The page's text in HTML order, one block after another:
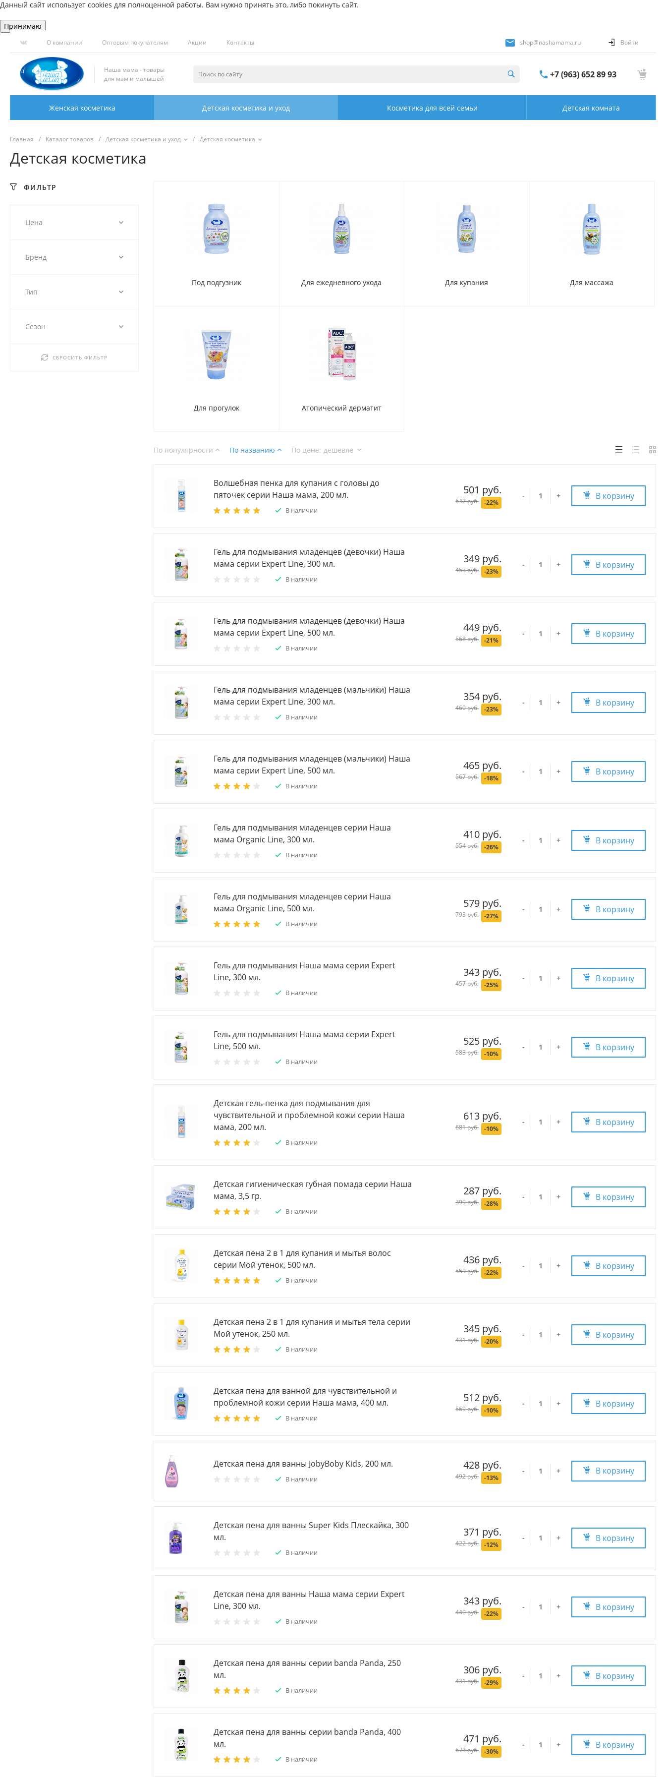
Данный сайт использует cookies для полноценной работы. Вам нужно принять это, либо покинуть сайт.
Принимаю
О компании Оптовым покупателям Акции Контакты shop@nashamama.ru Войти
Наша мама - товары
для мам и малышей
+7 (963) 652 89 93
Женская косметика Детская косметика и уход Косметика для всей семьи Детская комната
Главная / Каталог товаров / Детская косметика и уход / Детская косметика
Детская косметика
ФИЛЬТР
Цена
Бренд
Тип
Сезон
СБРОСИТЬ ФИЛЬТР
Под подгузник Для ежедневного ухода Для купания Для массажа
Для прогулок Атопический дерматит
По популярности По названию По цене: дешевле
Волшебная пенка для купания с головы до
пяточек серии Наша мама, 200 мл.
В наличии
501 руб.
642 руб. -22%
- + В корзину
Гель для подмывания младенцев (девочки) Наша
мама серии Expert Line, 300 мл.
В наличии
349 руб.
453 руб. -23%
- + В корзину
Гель для подмывания младенцев (девочки) Наша
мама серии Expert Line, 500 мл.
В наличии
449 руб.
568 руб. -21%
- + В корзину
Гель для подмывания младенцев (мальчики) Наша
мама серии Expert Line, 300 мл.
В наличии
354 руб.
460 руб. -23%
- + В корзину
Гель для подмывания младенцев (мальчики) Наша
мама серии Expert Line, 500 мл.
В наличии
465 руб.
567 руб. -18%
- + В корзину
Гель для подмывания младенцев серии Наша
мама Organic Line, 300 мл.
В наличии
410 руб.
554 руб. -26%
- + В корзину
Гель для подмывания младенцев серии Наша
мама Organic Line, 500 мл.
В наличии
579 руб.
793 руб. -27%
- + В корзину
Гель для подмывания Наша мама серии Expert
Line, 300 мл.
В наличии
343 руб.
457 руб. -25%
- + В корзину
Гель для подмывания Наша мама серии Expert
Line, 500 мл.
В наличии
525 руб.
583 руб. -10%
- + В корзину
Детская гель-пенка для подмывания для
чувствительной и проблемной кожи серии Наша
мама, 200 мл.
В наличии
613 руб.
681 руб. -10%
- + В корзину
Детская гигиеническая губная помада серии Наша
мама, 3,5 гр.
В наличии
287 руб.
399 руб. -28%
- + В корзину
Детская пена 2 в 1 для купания и мытья волос
серии Мой утенок, 500 мл.
В наличии
436 руб.
559 руб. -22%
- + В корзину
Детская пена 2 в 1 для купания и мытья тела серии
Мой утенок, 250 мл.
В наличии
345 руб.
431 руб. -20%
- + В корзину
Детская пена для ванной для чувствительной и
проблемной кожи серии Наша мама, 400 мл.
В наличии
512 руб.
569 руб. -10%
- + В корзину
Детская пена для ванны JobyBoby Kids, 200 мл.
В наличии
428 руб.
492 руб. -13%
- + В корзину
Детская пена для ванны Super Kids Плескайка, 300
мл.
В наличии
371 руб.
422 руб. -12%
- + В корзину
Детская пена для ванны Наша мама серии Expert
Line, 300 мл.
В наличии
343 руб.
440 руб. -22%
- + В корзину
Детская пена для ванны серии banda Panda, 250
мл.
В наличии
306 руб.
431 руб. -29%
- + В корзину
Детская пена для ванны серии banda Panda, 400
мл.
В наличии
471 руб.
673 руб. -30%
- + В корзину